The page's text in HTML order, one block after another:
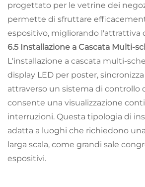
progettato per le vetrine dei
permette di sfruttare
espositivo, migliorando l'attrattiva
6.5 Installazione a Cascata Multi-
L'installazione a cascata multi-
display LED per poster,
attraverso un sistema di controllo
consente una visualizzazione
interruzioni. Questa tipologia di
adatta a luoghi che richiedono
larga scala, come grandi sale
espositivi.